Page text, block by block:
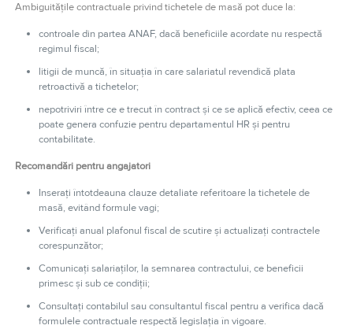
Ambiguitățile contractuale privind tichetele de masă pot duce la:
controale din partea ANAF, dacă beneficiile acordate nu respectă
regimul fiscal;
litigii de muncă, în situația în care salariatul revendică plata
retroactivă a tichetelor;
nepotriviri între ce e trecut în contract și ce se aplică efectiv, ceea ce
poate genera confuzie pentru departamentul HR și pentru
contabilitate.
Recomandări pentru angajatori
Inserați întotdeauna clauze detaliate referitoare la tichetele de
masă, evitând formule vagi;
Verificați anual plafonul fiscal de scutire și actualizați contractele
corespunzător;
Comunicați salariaților, la semnarea contractului, ce beneficii
primesc și sub ce condiții;
Consultați contabilul sau consultantul fiscal pentru a verifica dacă
formulele contractuale respectă legislația în vigoare.